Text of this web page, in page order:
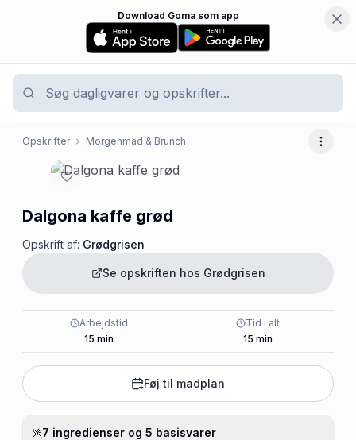
Download Goma som app
Opskrifter Morgenmad & Brunch Flere
Dalgona kaffe grød
Opskrift af: Grødgrisen
Se opskriften hos Grødgrisen
Arbejdstid
15 min
Tid i alt
15 min
Føj til madplan
7 ingredienser og 5 basisvarer